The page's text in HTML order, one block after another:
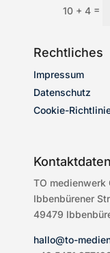
10 + 4 =
Rechtliches
Impressum
Datenschutz
Cookie-
Kontaktdaten
TO medienwerk
Ibbenbürener
49479
hallo@to-